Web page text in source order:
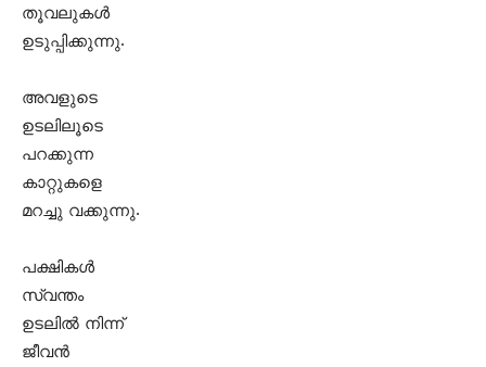
തൂവലുകള്‍
ഉടുപ്പിക്കുന്നു.
അവളുടെ
ഉടലിലൂടെ
പറക്കുന്ന
കാറ്റുകളെ
മറച്ചു വക്കുന്നു.
പക്ഷികള്‍
സ്വന്തം
ഉടലില്‍ നിന്ന്
ജീവന്‍